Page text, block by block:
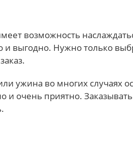
возможность
и выгодно. Нужно только
ужина во многих случаях
и очень приятно.